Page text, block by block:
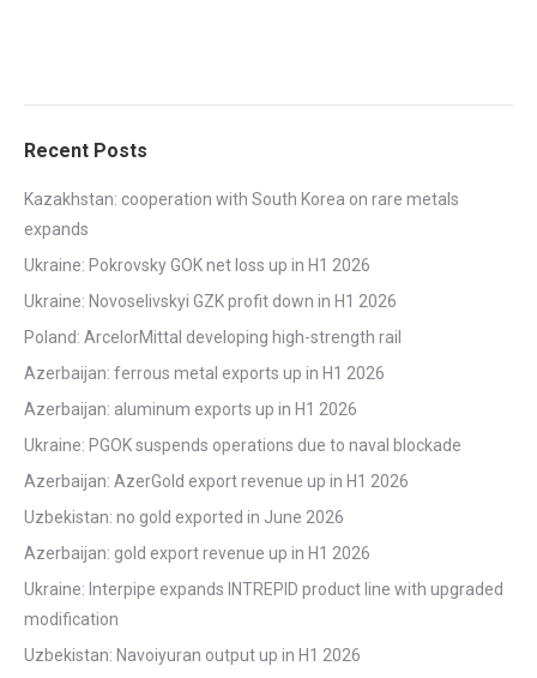
Recent Posts
Kazakhstan: cooperation with South Korea on rare metals
expands
Ukraine: Pokrovsky GOK net loss up in H1 2026
Ukraine: Novoselivskyi GZK profit down in H1 2026
Poland: ArcelorMittal developing high-strength rail
Azerbaijan: ferrous metal exports up in H1 2026
Azerbaijan: aluminum exports up in H1 2026
Ukraine: PGOK suspends operations due to naval blockade
Azerbaijan: AzerGold export revenue up in H1 2026
Uzbekistan: no gold exported in June 2026
Azerbaijan: gold export revenue up in H1 2026
Ukraine: Interpipe expands INTREPID product line with upgraded
modification
Uzbekistan: Navoiyuran output up in H1 2026